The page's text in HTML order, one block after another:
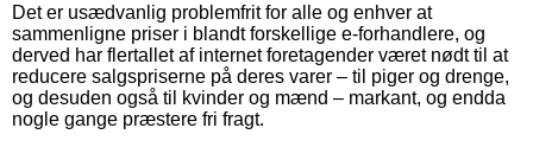
Det er usædvanlig problemfrit for alle og enhver at
sammenligne priser i blandt forskellige e-forhandlere, og
derved har flertallet af internet foretagender været nødt til at
reducere salgspriserne på deres varer – til piger og drenge,
og desuden også til kvinder og mænd – markant, og endda
nogle gange præstere fri fragt.